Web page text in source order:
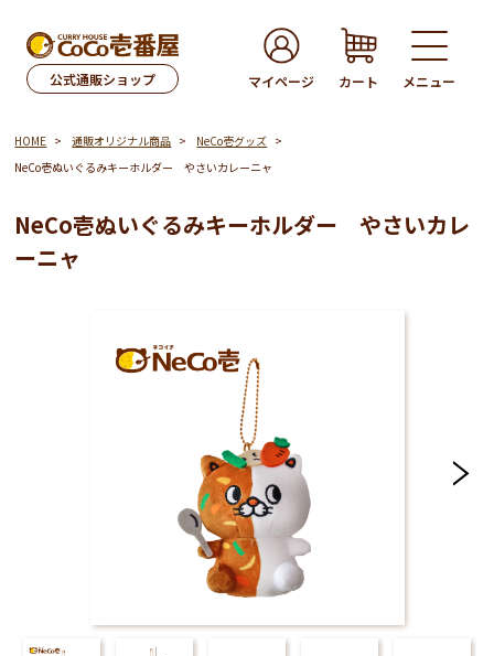
公式通販ショップ マイページ カート メニュー
HOME 通販オリジナル商品
NeCo壱グッズ
NeCo壱ぬいぐるみキーホルダー やさいカレーニャ
NeCo壱ぬいぐるみキーホルダー やさいカレ
ーニャ